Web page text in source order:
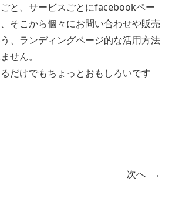
と、サービスごとにfacebookペー
そこから個々にお問い合わせや販売
、ランディングページ的な活用方法
せん。
だけでもちょっとおもしろいです
次へ →